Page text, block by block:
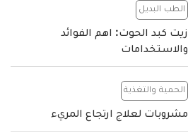
الطب البديل
زيت كبد الحوت: اهم الفوائد
والاستخدامات
الحمية والتغذية
مشروبات لعلاج ارتجاع المريء